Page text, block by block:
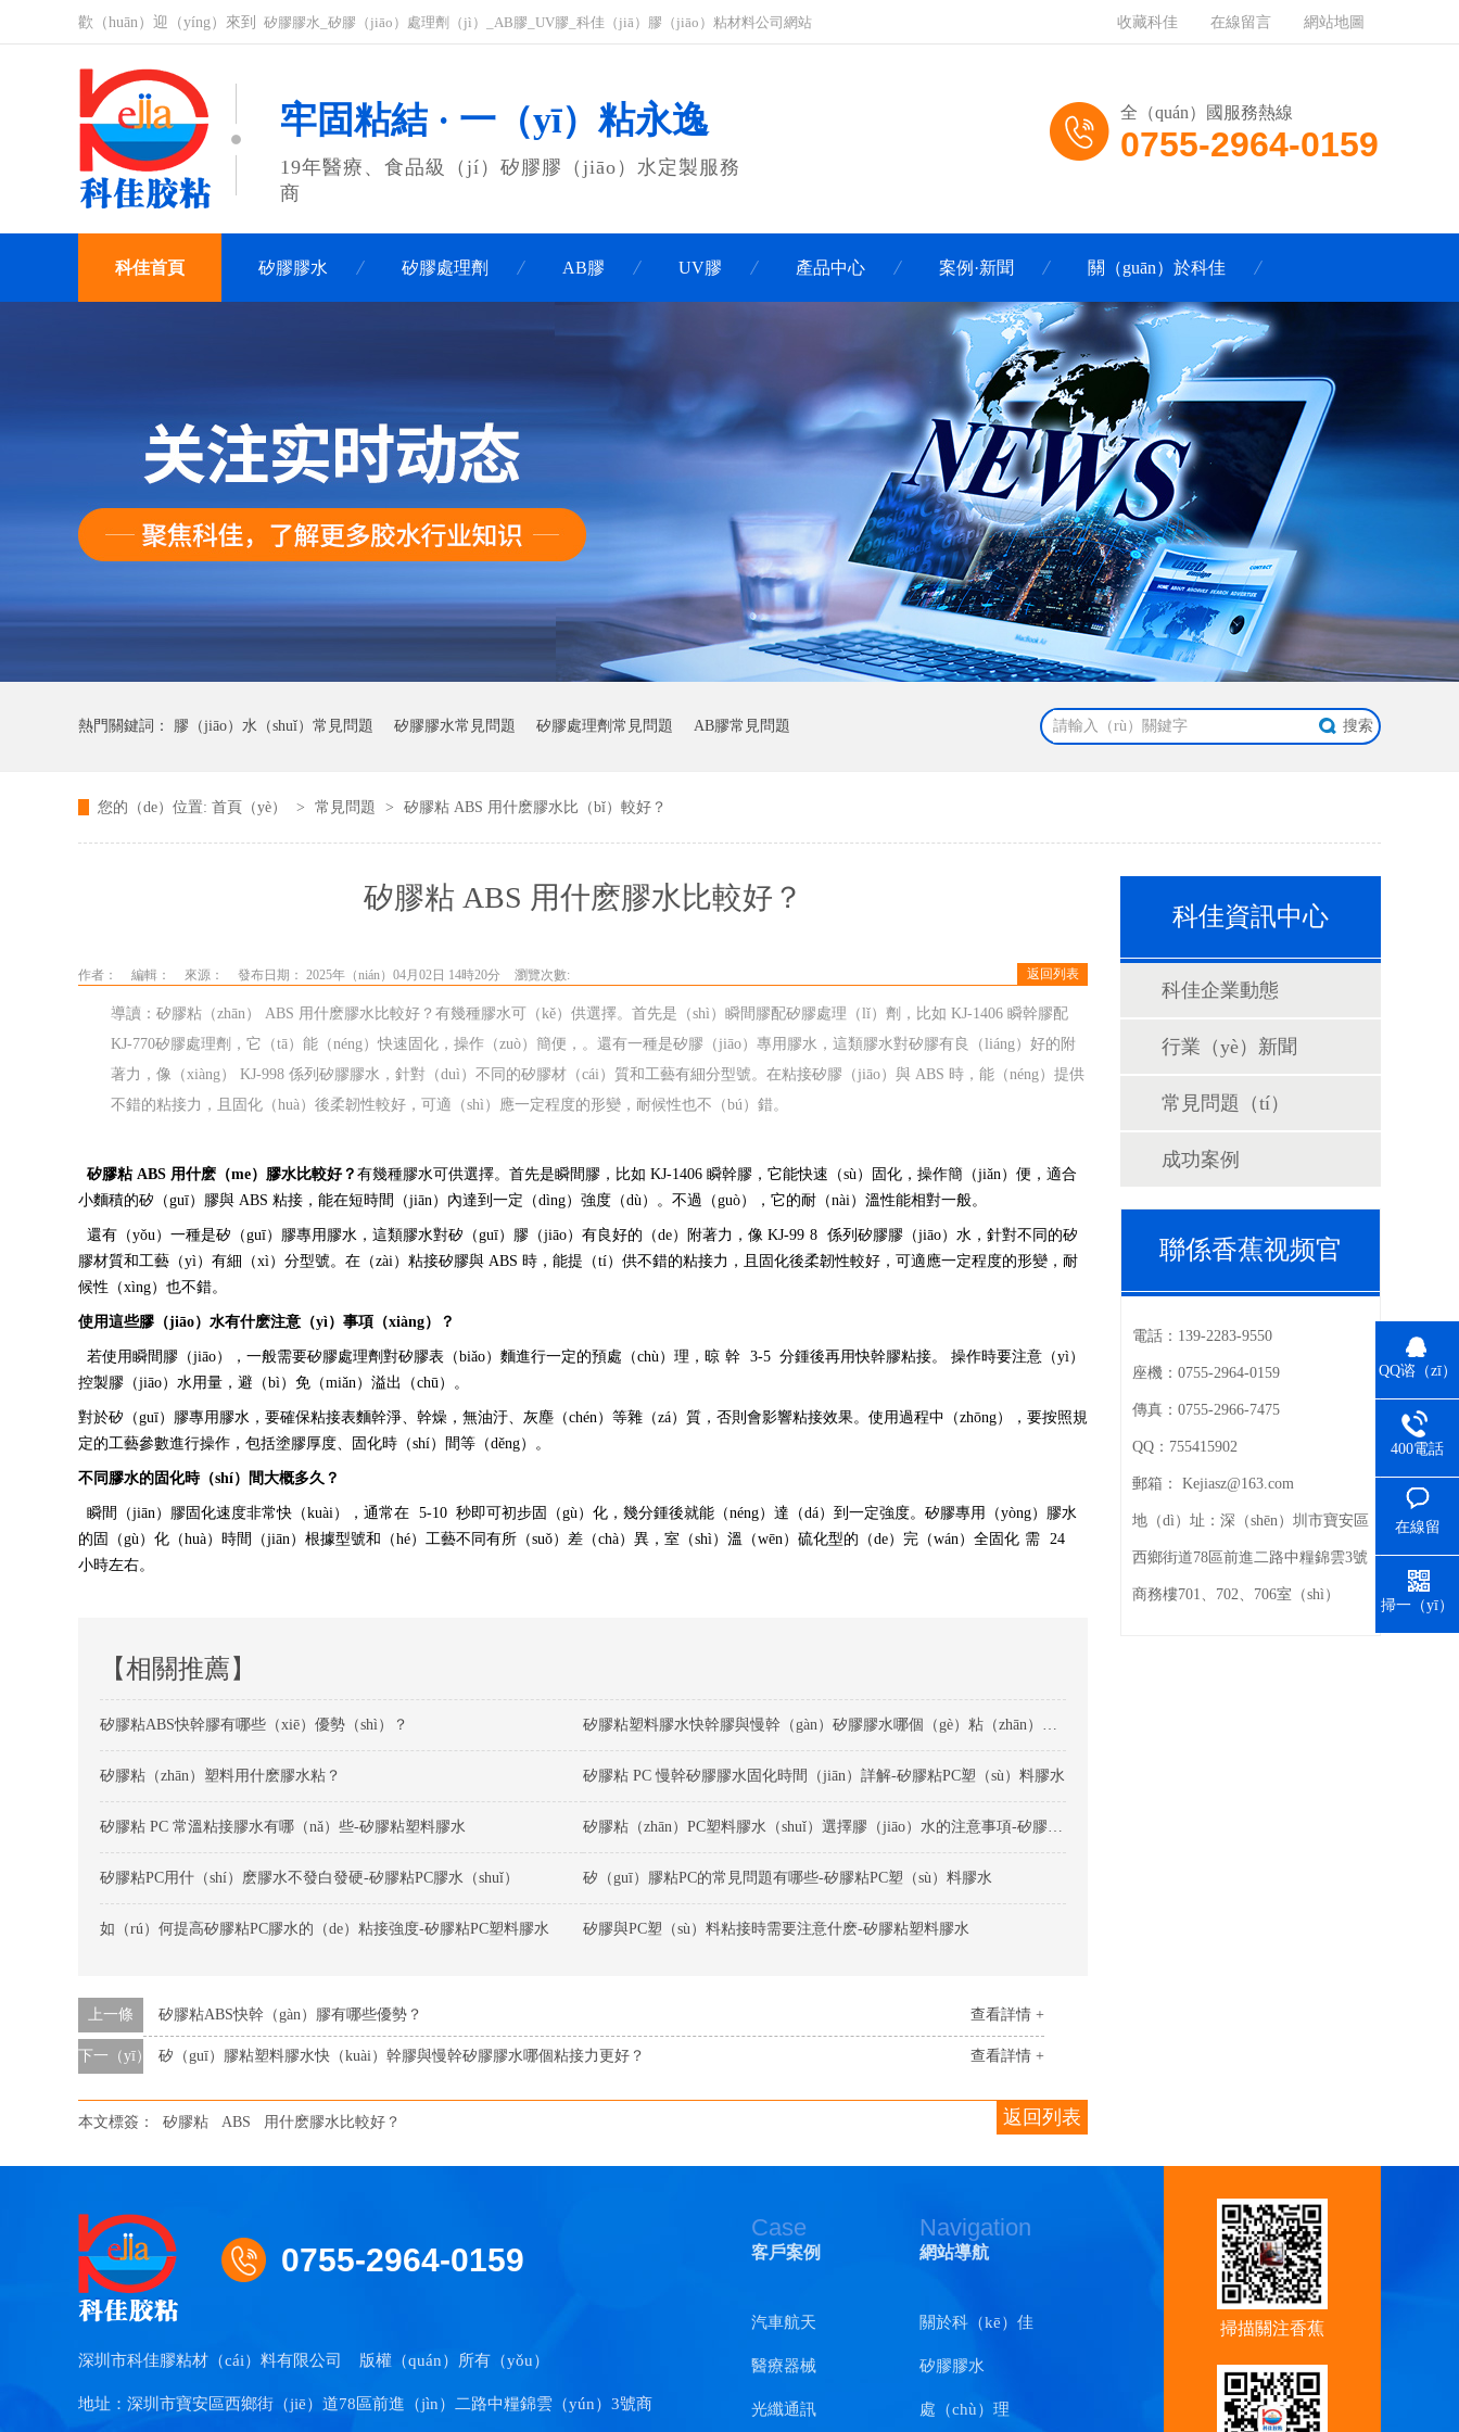
歡（huān）迎（yíng）來到 矽膠膠水_矽膠（jiāo）處理劑（jì）_AB膠_UV膠_科佳（jiā）膠（jiāo）粘材料公司網站 收藏科佳 在線留言 網站地圖
牢固粘結 · 一（yī）粘永逸
19年醫療、食品級（jí）矽膠膠（jiāo）水定製服務
商
全（quán）國服務熱線
0755-2964-0159
科佳首頁 矽膠膠水 矽膠處理劑 AB膠 UV膠 產品中心 案例·新聞 關（guān）於科佳
熱門關鍵詞： 膠（jiāo）水（shuǐ）常見問題 矽膠膠水常見問題 矽膠處理劑常見問題 AB膠常見問題
快幹膠膠常見（jiàn）問題（tí）
您的（de）位置: 首頁（yè） > 常見問題 > 矽膠粘 ABS 用什麽膠水比（bǐ）較好？
矽膠粘 ABS 用什麽膠水比較好？
返回列表
作者： 編輯： 來源： 發布日期： 2025年（nián）04月02日 14時20分 瀏覽次數:
導讀：矽膠粘（zhān） ABS 用什麽膠水比較好？有幾種膠水可（kě）供選擇。首先是（shì）瞬間膠配矽膠處理（lǐ）劑，比如 KJ-1406 瞬幹膠配
KJ-770矽膠處理劑，它（tā）能（néng）快速固化，操作（zuò）簡便，。還有一種是矽膠（jiāo）專用膠水，這類膠水對矽膠有良（liáng）好的附
著力，像（xiàng） KJ-998 係列矽膠膠水，針對（duì）不同的矽膠材（cái）質和工藝有細分型號。在粘接矽膠（jiāo）與 ABS 時，能（néng）提供
不錯的粘接力，且固化（huà）後柔韌性較好，可適（shì）應一定程度的形變，耐候性也不（bú）錯。
矽膠粘 ABS 用什麽（me）膠水比較好？ 有幾種膠水可供選擇。首先是瞬間膠，比如 KJ-1406 瞬幹膠，它能快速（sù）固化，操作簡（jiǎn）便，適合
小麵積的矽（guī）膠與 ABS 粘接，能在短時間（jiān）內達到一定（dìng）強度（dù）。不過（guò），它的耐（nài）溫性能相對一般。
還有（yǒu）一種是矽（guī）膠專用膠水，這類膠水對矽（guī）膠（jiāo）有良好的（de）附著力，像 KJ-99 8 係列矽膠膠（jiāo）水，針對不同的矽
膠材質和工藝（yì）有細（xì）分型號。在（zài）粘接矽膠與 ABS 時，能提（tí）供不錯的粘接力，且固化後柔韌性較好，可適應一定程度的形變，耐
候性（xìng）也不錯。
使用這些膠（jiāo）水有什麽注意（yì）事項（xiàng）？
若使用瞬間膠（jiāo），一般需要矽膠處理劑對矽膠表（biǎo）麵進行一定的預處（chù）理，晾 幹 3-5 分鍾後再用快幹膠粘接。 操作時要注意（yì）
控製膠（jiāo）水用量，避（bì）免（miǎn）溢出（chū）。
對於矽（guī）膠專用膠水，要確保粘接表麵幹淨、幹燥，無油汙、灰塵（chén）等雜（zá）質，否則會影響粘接效果。使用過程中（zhōng），要按照規
定的工藝參數進行操作，包括塗膠厚度、固化時（shí）間等（děng）。
不同膠水的固化時（shí）間大概多久？
瞬間（jiān）膠固化速度非常快（kuài），通常在 5-10 秒即可初步固（gù）化，幾分鍾後就能（néng）達（dá）到一定強度。矽膠專用（yòng）膠水
的固（gù）化（huà）時間（jiān）根據型號和（hé）工藝不同有所（suǒ）差（chà）異，室（shì）溫（wēn）硫化型的（de）完（wán）全固化 需 24
小時左右。
【相關推薦】
矽膠粘ABS快幹膠有哪些（xiē）優勢（shì）？ 矽膠粘塑料膠水快幹膠與慢幹（gàn）矽膠膠水哪個（gè）粘（zhān）接力更好（hǎo）？
矽膠粘（zhān）塑料用什麽膠水粘？ 矽膠粘 PC 慢幹矽膠膠水固化時間（jiān）詳解-矽膠粘PC塑（sù）料膠水
矽膠粘 PC 常溫粘接膠水有哪（nǎ）些-矽膠粘塑料膠水 矽膠粘（zhān）PC塑料膠水（shuǐ）選擇膠（jiāo）水的注意事項-矽膠粘塑料膠（jiāo）水
矽膠粘PC用什（shí）麽膠水不發白發硬-矽膠粘PC膠水（shuǐ） 矽（guī）膠粘PC的常見問題有哪些-矽膠粘PC塑（sù）料膠水
如（rú）何提高矽膠粘PC膠水的（de）粘接強度-矽膠粘PC塑料膠水 矽膠與PC塑（sù）料粘接時需要注意什麽-矽膠粘塑料膠水
查看詳情 +
上一條 矽膠粘ABS快幹（gàn）膠有哪些優勢？
查看詳情 +
下一（yī）條矽（guī）膠粘塑料膠水快（kuài）幹膠與慢幹矽膠膠水哪個粘接力更好？
返回列表
本文標簽： 矽膠粘 ABS 用什麽膠水比較好？
科佳資訊中心
科佳企業動態
行業（yè）新聞
常見問題（tí）
成功案例
聯係香蕉视频官
電話： 139-2283-9550
座機： 0755-2964-0159
傳真： 0755-2966-7475
QQ： 755415902
郵箱： Kejiasz@163.com
地（dì）址： 深（shēn）圳市寶安區
西鄉街道78區前進二路中糧錦雲3號
商務樓701、702、706室（shì）
0755-2964-0159
深圳市科佳膠粘材（cái）料有限公司 版權（quán）所有（yǒu）
地址：深圳市寶安區西鄉街（jiē）道78區前進（jìn）二路中糧錦雲（yún）3號商
Case
客戶案例
汽車航天
醫療器械
光纖通訊
Navigation
網站導航
關於科（kē）佳
矽膠膠水
處（chù）理
掃描關注香蕉
视频官
QQ谘（zī）
400電話
在線留
掃一（yī）